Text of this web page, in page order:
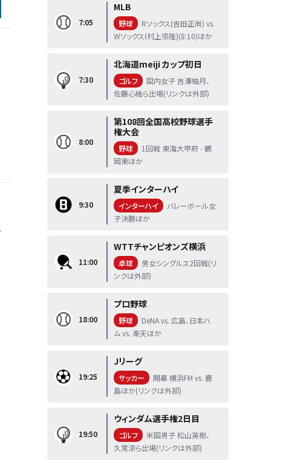
7:05
MLB
野球
Rソックス(吉田正尚) vs.
Wソックス(村上宗隆)(8:10)ほか
7:30
北海道meiji カップ初日
ゴルフ
国内女子 吉澤柚月、
佐藤心結ら出場(リンクは外部)
8:00
第108回全国高校野球選手
権大会
野球
1回戦 東海大甲府 - 鶴
岡東ほか
9:30
夏季インターハイ
インターハイ
バレーボール女
子決勝ほか
11:00
WTTチャンピオンズ横浜
卓球
男女シングルス2回戦(リ
ンクは外部)
18:00
プロ野球
野球
DeNA vs. 広島、日本ハ
ム vs. 楽天ほか
19:25
Jリーグ
サッカー
開幕 横浜FM vs. 鹿
島ほか(リンクは外部)
19:50
ウィンダム選手権2日目
ゴルフ
米国男子 松山英樹、
久常涼ら出場(リンクは外部)